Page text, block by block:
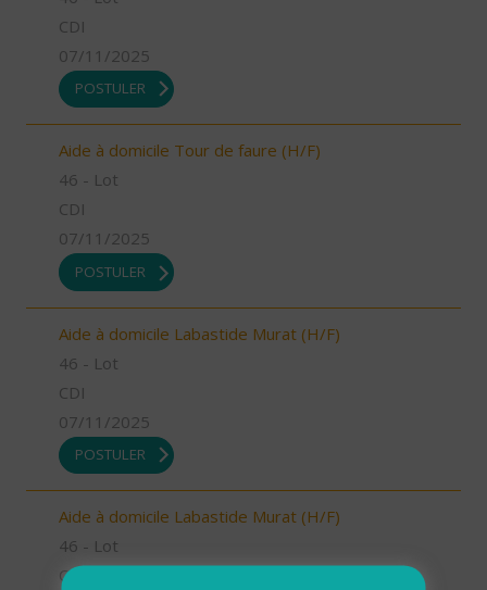
CDI
07/11/2025
POSTULER
Aide à domicile Tour de faure (H/F)
46 - Lot
CDI
07/11/2025
POSTULER
Aide à domicile Labastide Murat (H/F)
46 - Lot
CDI
07/11/2025
POSTULER
Aide à domicile Labastide Murat (H/F)
46 - Lot
CDI